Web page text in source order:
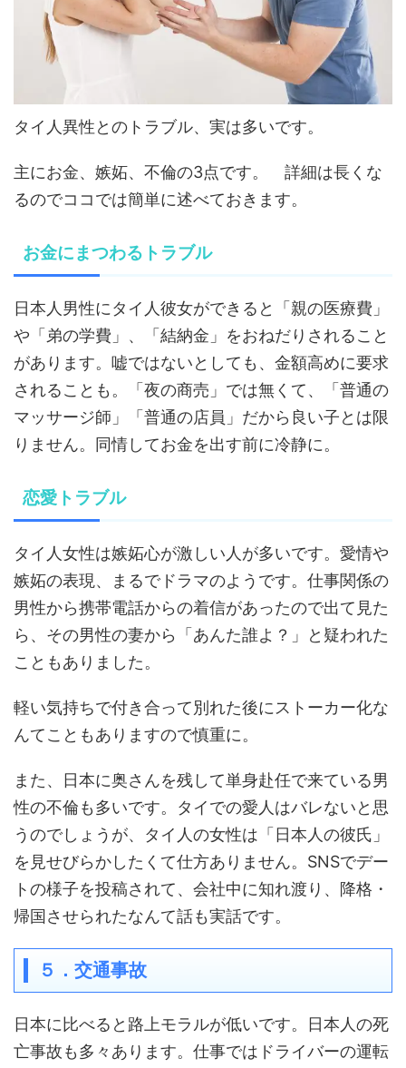
タイ人異性とのトラブル、実は多いです。
主にお金、嫉妬、不倫の3点です。 詳細は長くな
るのでココでは簡単に述べておきます。
お金にまつわるトラブル
日本人男性にタイ人彼女ができると「親の医療費」
や「弟の学費」、「結納金」をおねだりされること
があります。嘘ではないとしても、金額高めに要求
されることも。「夜の商売」では無くて、「普通の
マッサージ師」「普通の店員」だから良い子とは限
りません。同情してお金を出す前に冷静に。
恋愛トラブル
タイ人女性は嫉妬心が激しい人が多いです。愛情や
嫉妬の表現、まるでドラマのようです。仕事関係の
男性から携帯電話からの着信があったので出て見た
ら、その男性の妻から「あんた誰よ？」と疑われた
こともありました。
軽い気持ちで付き合って別れた後にストーカー化な
んてこともありますので慎重に。
また、日本に奥さんを残して単身赴任で来ている男
性の不倫も多いです。タイでの愛人はバレないと思
うのでしょうが、タイ人の女性は「日本人の彼氏」
を見せびらかしたくて仕方ありません。SNSでデー
トの様子を投稿されて、会社中に知れ渡り、降格・
帰国させられたなんて話も実話です。
５．交通事故
日本に比べると路上モラルが低いです。日本人の死
亡事故も多々あります。仕事ではドライバーの運転